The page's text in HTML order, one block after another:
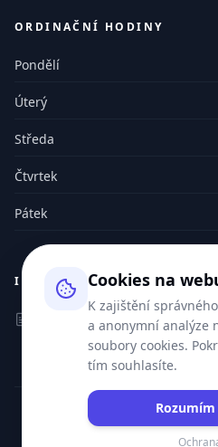
ORDINAČNÍ HODINY
Pondělí
Úterý
Středa
Čtvrtek
Pátek
INFORMACE
Informace GDPR
© 2026 MUDr. Petr Fiala.
Vytvořil
Cookies na
K zajištění
a anonymní analýze
soubory cookies.
tím souhlasíte.